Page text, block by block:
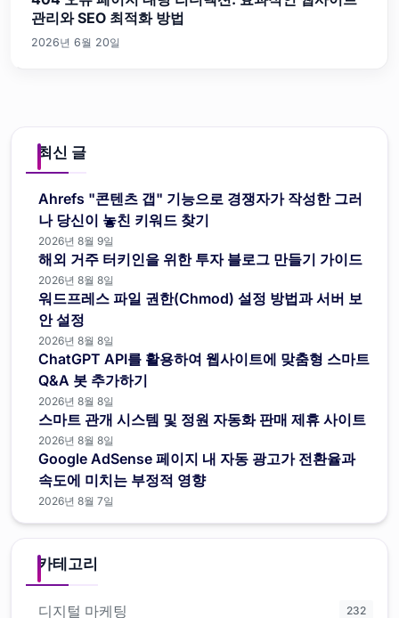
관리와 SEO 최적화 방법
2026년 6월 20일
최신 글
Ahrefs "콘텐츠 갭" 기능으로 경쟁자가 작성한 그러
나 당신이 놓친 키워드 찾기
2026년 8월 9일
해외 거주 터키인을 위한 투자 블로그 만들기 가이드
2026년 8월 8일
워드프레스 파일 권한(Chmod) 설정 방법과 서버 보
안 설정
2026년 8월 8일
ChatGPT API를 활용하여 웹사이트에 맞춤형 스마트
Q&A 봇 추가하기
2026년 8월 8일
스마트 관개 시스템 및 정원 자동화 판매 제휴 사이트
2026년 8월 8일
Google AdSense 페이지 내 자동 광고가 전환율과
속도에 미치는 부정적 영향
2026년 8월 7일
카테고리
디지털 마케팅 232